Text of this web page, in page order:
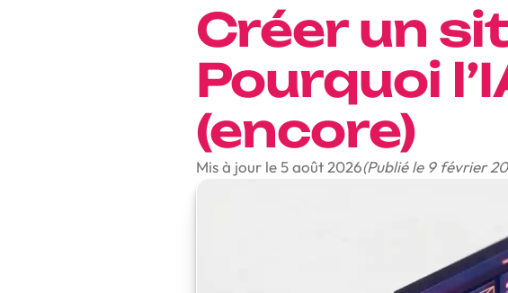
Créer un
Pourquoi
(encore)
Mis à jour le 5 août 2026(Publié le 9 février